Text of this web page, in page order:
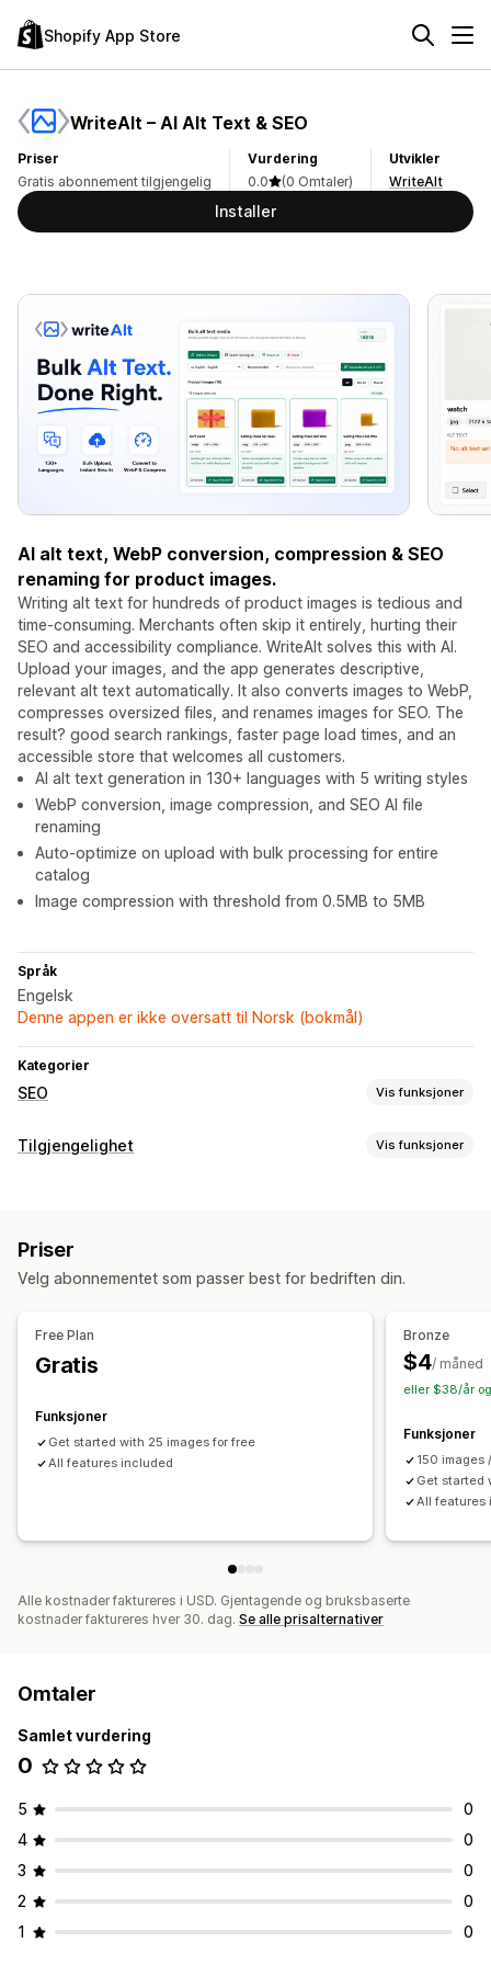
Shopify App Store
WriteAlt – AI Alt Text & SEO
Priser
Gratis abonnement tilgjengelig
Vurdering
0.0
(0 Omtaler)
Utvikler
WriteAlt
Installer
AI alt text, WebP conversion, compression & SEO
renaming for product images.
Writing alt text for hundreds of product images is tedious and
time-consuming. Merchants often skip it entirely, hurting their
SEO and accessibility compliance. WriteAlt solves this with AI.
Upload your images, and the app generates descriptive,
relevant alt text automatically. It also converts images to WebP,
compresses oversized files, and renames images for SEO. The
result? good search rankings, faster page load times, and an
accessible store that welcomes all customers.
AI alt text generation in 130+ languages with 5 writing styles
WebP conversion, image compression, and SEO AI file
renaming
Auto-optimize on upload with bulk processing for entire
catalog
Image compression with threshold from 0.5MB to 5MB
Språk
Engelsk
Denne appen er ikke oversatt til Norsk (bokmål)
Kategorier
SEO Vis funksjoner
SEO-verktøy
Tilgjengelighet Vis funksjoner
Priser
Velg abonnementet som passer best for bedriften din.
Free Plan
Gratis
Funksjoner
Get started with 25 images for free
All features included
Bronze
$4/ måned
eller $38/år
Funksjoner
150 images
Get started
All features
Alle kostnader faktureres i USD. Gjentagende og bruksbaserte
kostnader faktureres hver 30. dag. Se alle prisalternativer
Omtaler
Samlet vurdering
0
5
0
4
0
3
0
2
0
1
0